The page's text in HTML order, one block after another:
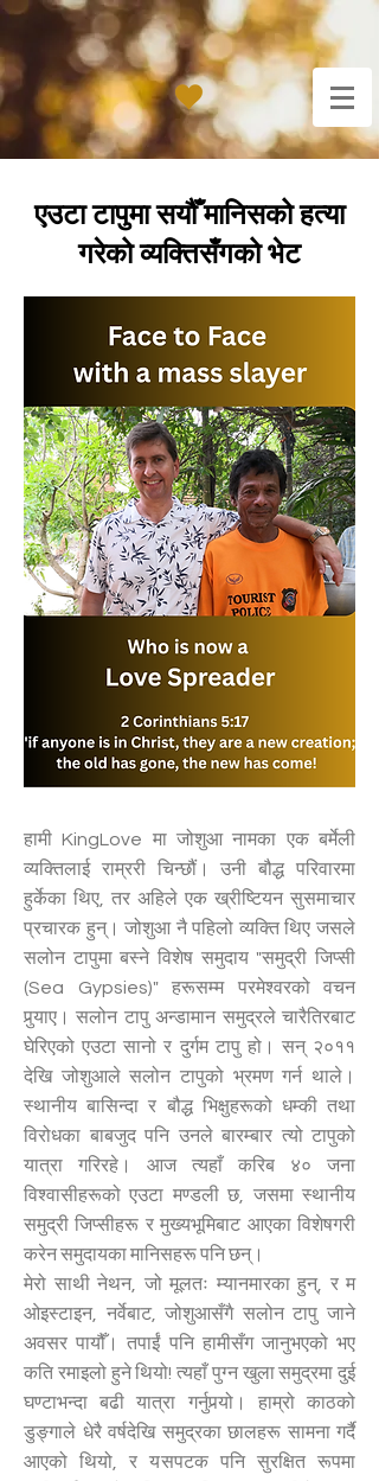
एउटा टापुमा सयौँ मानिसको हत्या
गरेको व्यक्तिसँगको भेट
हामी KingLove मा जोशुआ नामका एक बर्मेली
व्यक्तिलाई राम्ररी चिन्छौं। उनी बौद्ध परिवारमा
हुर्केका थिए, तर अहिले एक ख्रीष्टियन सुसमाचार
प्रचारक हुन्। जोशुआ नै पहिलो व्यक्ति थिए जसले
सलोन टापुमा बस्ने विशेष समुदाय "समुद्री जिप्सी
(Sea Gypsies)" हरूसम्म परमेश्वरको वचन
पुर्‍याए। सलोन टापु अन्डामान समुद्रले चारैतिरबाट
घेरिएको एउटा सानो र दुर्गम टापु हो। सन् २०११
देखि जोशुआले सलोन टापुको भ्रमण गर्न थाले।
स्थानीय बासिन्दा र बौद्ध भिक्षुहरूको धम्की तथा
विरोधका बाबजुद पनि उनले बारम्बार त्यो टापुको
यात्रा गरिरहे। आज त्यहाँ करिब ४० जना
विश्वासीहरूको एउटा मण्डली छ, जसमा स्थानीय
समुद्री जिप्सीहरू र मुख्यभूमिबाट आएका विशेषगरी
करेन समुदायका मानिसहरू पनि छन्।
मेरो साथी नेथन, जो मूलतः म्यानमारका हुन्, र म
ओइस्टाइन, नर्वेबाट, जोशुआसँगै सलोन टापु जाने
अवसर पायौँ। तपाईं पनि हामीसँग जानुभएको भए
कति रमाइलो हुने थियो! त्यहाँ पुग्न खुला समुद्रमा दुई
घण्टाभन्दा बढी यात्रा गर्नुपर्‍यो। हाम्रो काठको
डुङ्गाले धेरै वर्षदेखि समुद्रका छालहरू सामना गर्दै
आएको थियो, र यसपटक पनि सुरक्षित रूपमा